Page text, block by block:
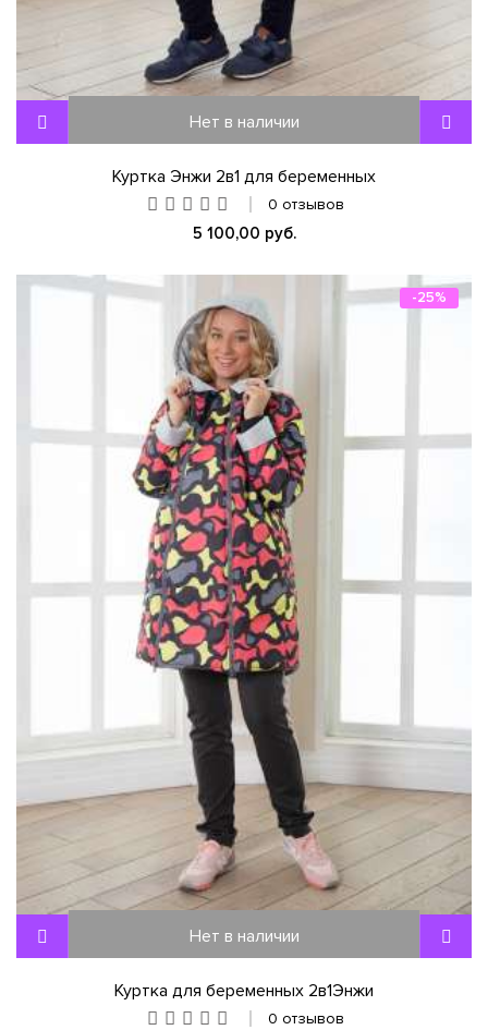
Нет в наличии
Куртка Энжи 2в1 для беременных
0 отзывов
5 100,00 руб.
-25%
Нет в наличии
Куртка для беременных 2в1Энжи
0 отзывов